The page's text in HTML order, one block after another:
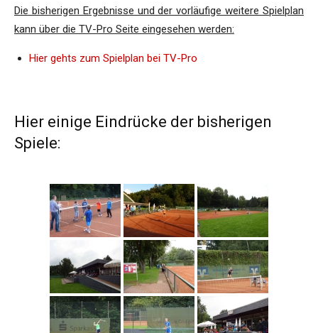
Die bisherigen Ergebnisse und der vorläufige weitere Spielplan
kann über die TV-Pro Seite eingesehen werden:
Hier gehts zum Spielplan bei TV-Pro
Hier einige Eindrücke der bisherigen
Spiele: